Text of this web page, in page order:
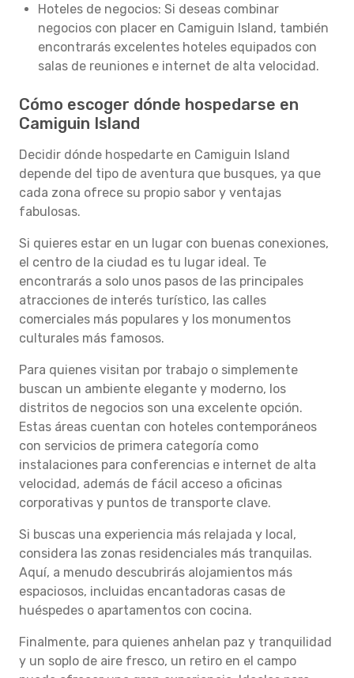
Hoteles de negocios: Si deseas combinar
negocios con placer en Camiguin Island, también
encontrarás excelentes hoteles equipados con
salas de reuniones e internet de alta velocidad.
Cómo escoger dónde hospedarse en
Camiguin Island
Decidir dónde hospedarte en Camiguin Island
depende del tipo de aventura que busques, ya que
cada zona ofrece su propio sabor y ventajas
fabulosas.
Si quieres estar en un lugar con buenas conexiones,
el centro de la ciudad es tu lugar ideal. Te
encontrarás a solo unos pasos de las principales
atracciones de interés turístico, las calles
comerciales más populares y los monumentos
culturales más famosos.
Para quienes visitan por trabajo o simplemente
buscan un ambiente elegante y moderno, los
distritos de negocios son una excelente opción.
Estas áreas cuentan con hoteles contemporáneos
con servicios de primera categoría como
instalaciones para conferencias e internet de alta
velocidad, además de fácil acceso a oficinas
corporativas y puntos de transporte clave.
Si buscas una experiencia más relajada y local,
considera las zonas residenciales más tranquilas.
Aquí, a menudo descubrirás alojamientos más
espaciosos, incluidas encantadoras casas de
huéspedes o apartamentos con cocina.
Finalmente, para quienes anhelan paz y tranquilidad
y un soplo de aire fresco, un retiro en el campo